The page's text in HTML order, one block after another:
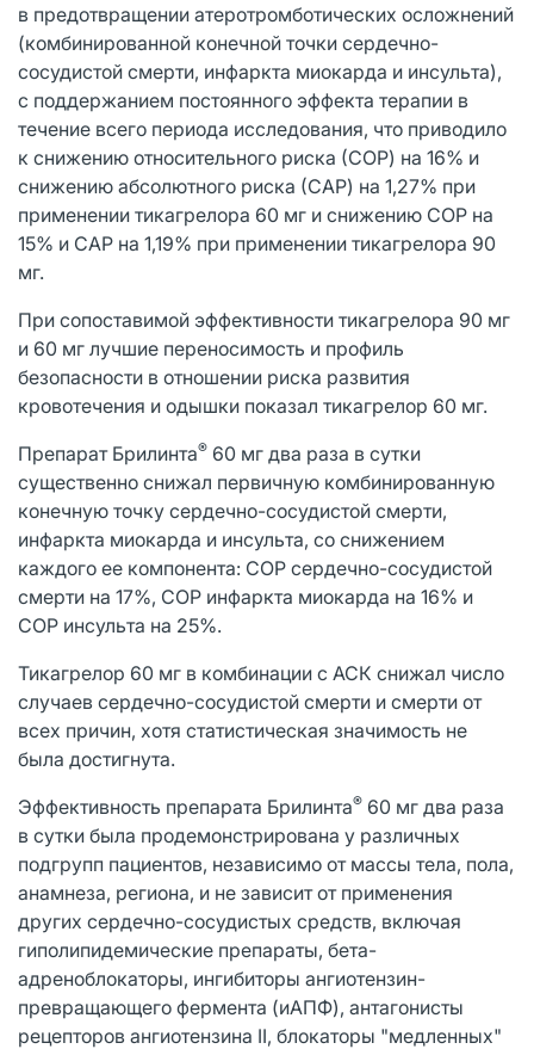
в предотвращении атеротромботических осложнений
(комбинированной конечной точки сердечно-
сосудистой смерти, инфаркта миокарда и инсульта),
с поддержанием постоянного эффекта терапии в
течение всего периода исследования, что приводило
к снижению относительного риска (СОР) на 16% и
снижению абсолютного риска (САР) на 1,27% при
применении тикагрелора 60 мг и снижению СОР на
15% и САР на 1,19% при применении тикагрелора 90
мг.
При сопоставимой эффективности тикагрелора 90 мг
и 60 мг лучшие переносимость и профиль
безопасности в отношении риска развития
кровотечения и одышки показал тикагрелор 60 мг.
Препарат Брилинта® 60 мг два раза в сутки
существенно снижал первичную комбинированную
конечную точку сердечно-сосудистой смерти,
инфаркта миокарда и инсульта, со снижением
каждого ее компонента: СОР сердечно-сосудистой
смерти на 17%, СОР инфаркта миокарда на 16% и
СОР инсульта на 25%.
Тикагрелор 60 мг в комбинации с АСК снижал число
случаев сердечно-сосудистой смерти и смерти от
всех причин, хотя статистическая значимость не
была достигнута.
Эффективность препарата Брилинта® 60 мг два раза
в сутки была продемонстрирована у различных
подгрупп пациентов, независимо от массы тела, пола,
анамнеза, региона, и не зависит от применения
других сердечно-сосудистых средств, включая
гиполипидемические препараты, бета-
адреноблокаторы, ингибиторы ангиотензин-
превращающего фермента (иАПФ), антагонисты
рецепторов ангиотензина II, блокаторы "медленных"